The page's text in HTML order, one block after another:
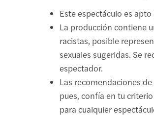
Este espectáculo es
La producción contiene
racistas, posible
sexuales sugeridas. Se
espectador.
Las recomendaciones
pues, confía en tu
para cualquier